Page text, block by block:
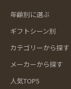
年齢別に選ぶ
ギフトシーン別
カテゴリーから探す
メーカーから探す
人気TOP5